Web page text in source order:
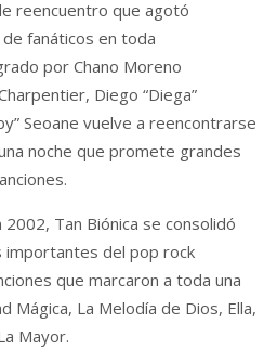
reencuentro que agotó
fanáticos en toda
por Chano Moreno
Diego “Diega”
Seoane vuelve a reencontrarse
noche que promete grandes
Tan Biónica se consolidó
importantes del pop rock
que marcaron a toda una
Mágica, La Melodía de Dios, Ella,
Mayor.